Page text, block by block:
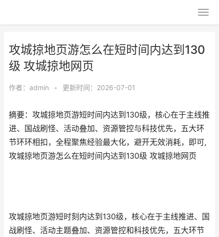
攻城掠地页游怎么在短时间内达到130
级 攻城掠地网页
作者： admin • 更新时间：2026-07-01
摘要：攻城掠地页游短时间内达到130级，核心在于主线推
进、国战刷怪、活动叠加、资源管控与科技优先，五大环
节环环相扣，全程聚焦经验最大化，避开无效消耗，即可,
攻城掠地页游怎么在短时间内达到130级 攻城掠地网页
攻城掠地页游短时刻内达到130级，核心在于主线推进、国
战刷怪、活动主题叠加、资源管控和科技优先，五大环节